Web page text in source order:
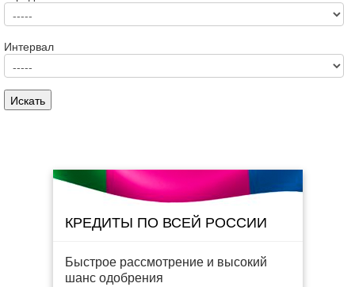
Интервал
КРЕДИТЫ ПО ВСЕЙ РОССИИ
Быстрое рассмотрение и высокий
шанс одобрения